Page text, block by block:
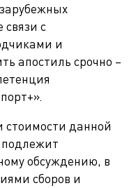
с
и
апостиль срочно –
стоимости данной
подлежит
обсуждению, в
сборов и